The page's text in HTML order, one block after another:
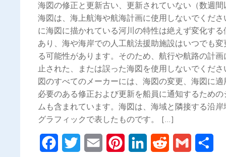
海図の修正と更新古い、更新されていない（数週間
海図は、海上航海や航海計画に使用しないでくださ
に海図に描かれている河川の特性は絶えず変化する
あり、海や海岸での人工航法援助施設はいつでも変
る可能性があります。そのため、航行や航路の計画
止された、または誤った海図を使用しないでくださ
図のすべてのメーカーには、海図の変更、海図に適
必要のある修正および更新を船員に通知するための
ムも含まれています。海図は、海域と隣接する沿岸
グラフィックで表したものです。 […]
FacebookTwitter Email PinterestLinkedIn Reddit Gmail